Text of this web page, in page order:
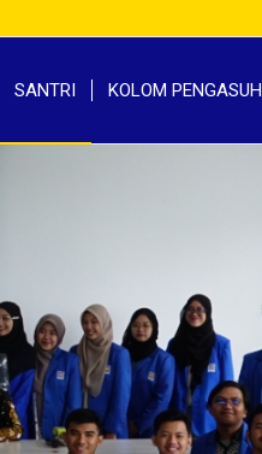
SANTRI KOLOM PENGASUH